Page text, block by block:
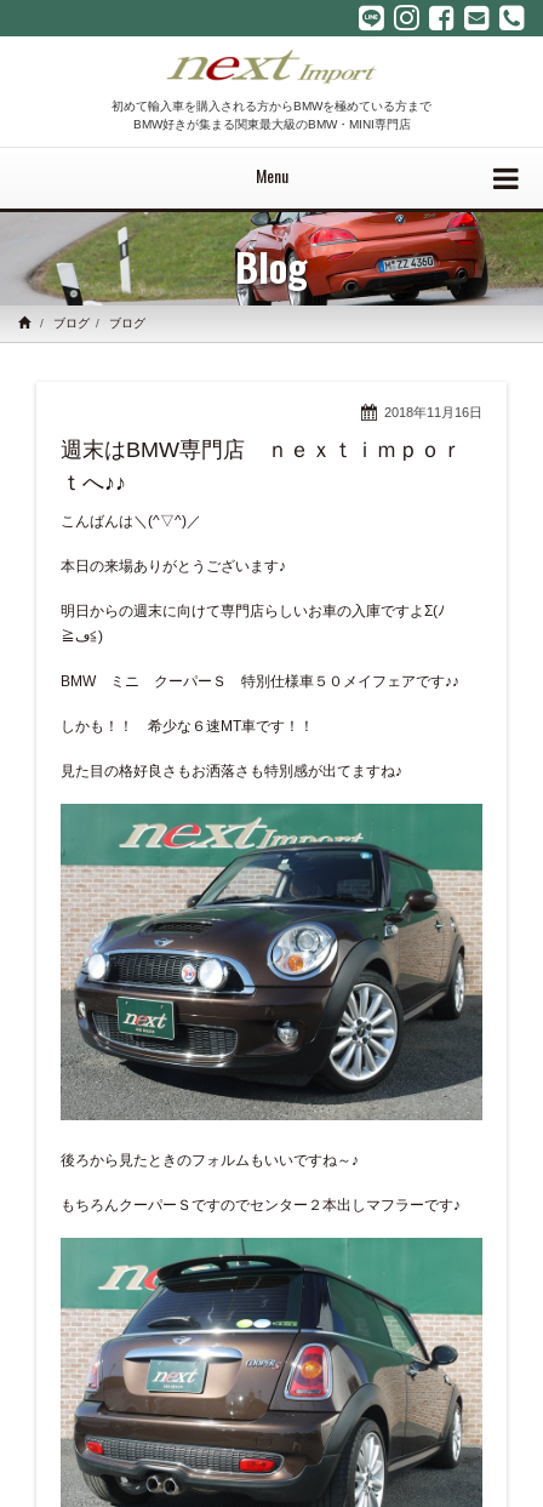
初めて輸入車を購入される方からBMWを極めている方まで
BMW好きが集まる関東最大級のBMW・MINI専門店
Menu
Blog
ブログ ブログ
2018年11月16日
週末はBMW専門店 ｎｅｘｔｉｍｐｏｒ
ｔへ♪♪
こんばんは＼(^▽^)／
本日の来場ありがとうございます♪
明日からの週末に向けて専門店らしいお車の入庫ですよΣ(ﾉ
≧ڡ≦)
BMW ミニ クーパーＳ 特別仕様車５０メイフェアです♪♪
しかも！！ 希少な６速MT車です！！
見た目の格好良さもお洒落さも特別感が出てますね♪
後ろから見たときのフォルムもいいですね～♪
もちろんクーパーＳですのでセンター２本出しマフラーです♪